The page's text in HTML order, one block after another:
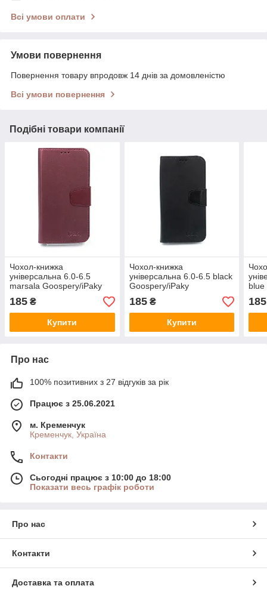
Всі умови оплати
Умови повернення
Повернення товару впродовж 14 днів за домовленістю
Всі умови повернення
Подібні товари компанії
Чохол-книжка
універсальна 6.0-6.5
marsala Goospery/iPaky
185 ₴
Купити
Чохол-книжка
універсальна 6.0-6.5 black
Goospery/iPaky
185₴
Купити
blue
185
Про нас
100% позитивних з 27 відгуків за рік
Працює з 25.06.2021
м. Кременчук
Кременчук, Україна
Контакти
Сьогодні працює з 10:00 до 18:00
Показати весь графік роботи
Про нас
Контакти
Доставка та оплата